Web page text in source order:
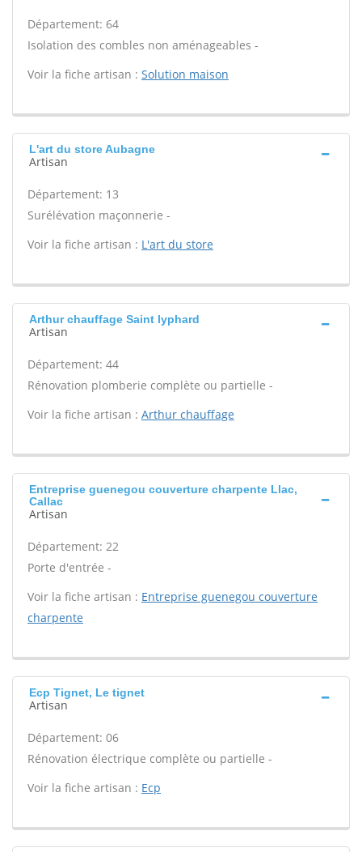
Département: 64
Isolation des combles non aménageables -
Voir la fiche artisan : Solution maison
L'art du store Aubagne
Artisan
Département: 13
Surélévation maçonnerie -
Voir la fiche artisan : L'art du store
Arthur chauffage Saint lyphard
Artisan
Département: 44
Rénovation plomberie complète ou partielle -
Voir la fiche artisan : Arthur chauffage
Entreprise guenegou couverture charpente Llac,
Callac
Artisan
Département: 22
Porte d'entrée -
Voir la fiche artisan : Entreprise guenegou couverture
charpente
Ecp Tignet, Le tignet
Artisan
Département: 06
Rénovation électrique complète ou partielle -
Voir la fiche artisan : Ecp